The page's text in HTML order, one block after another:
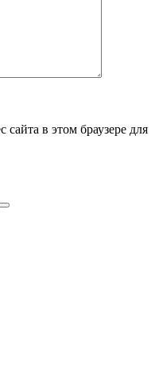
в этом браузере для